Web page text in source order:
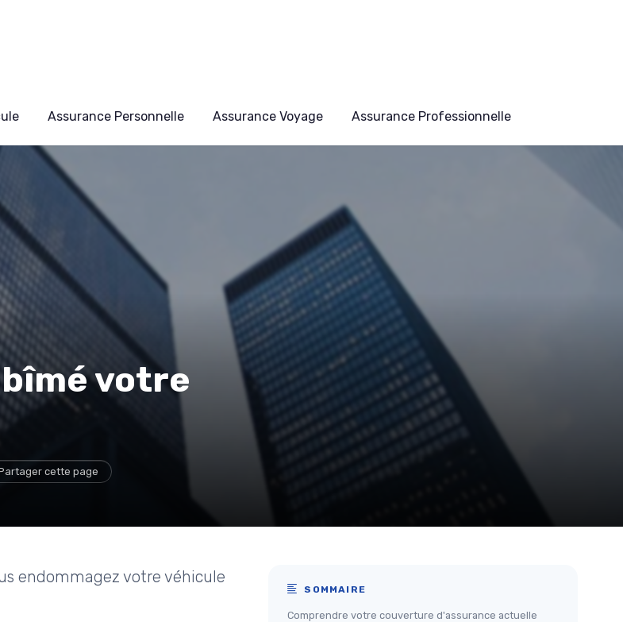
Assurance Personnelle Assurance Voyage Assurance Professionnelle
votre
cette page
endommagez votre véhicule
SOMMAIRE
Comprendre votre couverture d'assurance actuelle